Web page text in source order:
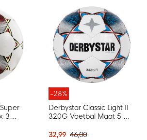
3
-28%
Derbystar Classic Light II
320G Voetbal Maat 5 Wit
32,99 46,00